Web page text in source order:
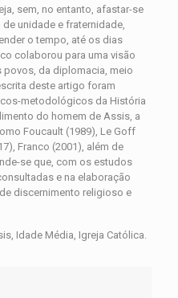
sem, no entanto, afastar-se
unidade e fraternidade,
o tempo, até os dias
colaborou para uma visão
povos, da diplomacia, meio
deste artigo foram
metodológicos da História
do homem de Assis, a
Foucault (1989), Le Goff
Franco (2001), além de
se que, com os estudos
e na elaboração
discernimento religioso e
Idade Média, Igreja Católica.